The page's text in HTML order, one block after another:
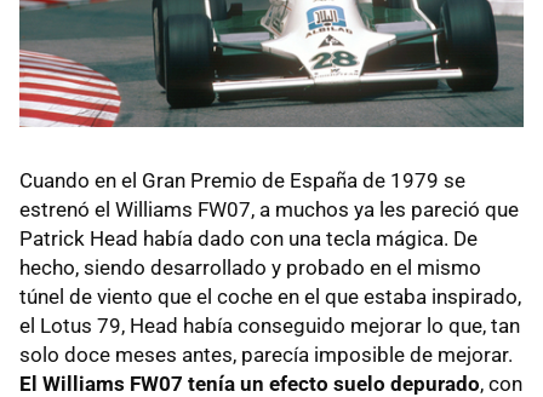
Cuando en el Gran Premio de España de 1979 se
estrenó el Williams FW07, a muchos ya les pareció que
Patrick Head había dado con una tecla mágica. De
hecho, siendo desarrollado y probado en el mismo
túnel de viento que el coche en el que estaba inspirado,
el Lotus 79, Head había conseguido mejorar lo que, tan
solo doce meses antes, parecía imposible de mejorar.
El Williams FW07 tenía un efecto suelo depurado, con